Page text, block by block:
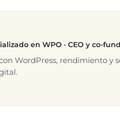
en WPO · CEO y co-
WordPress, rendimiento